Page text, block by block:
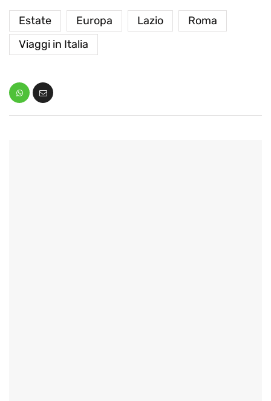
Estate Europa Lazio
Roma
Viaggi in Italia